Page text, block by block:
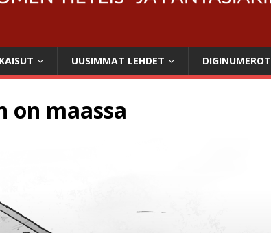
UUSIMMAT LEHDET DIGINUMEROT
on maassa